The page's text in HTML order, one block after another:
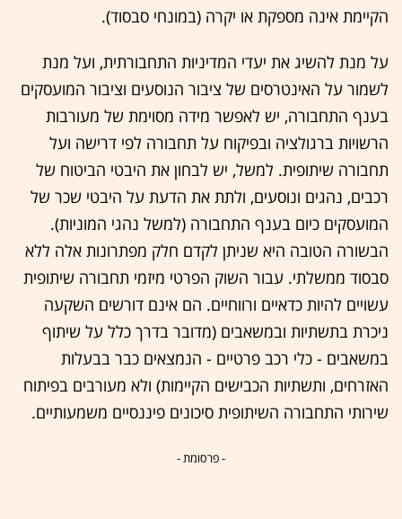
הקיימת אינה מספקת או יקרה (במונחי סבסוד).
על מנת להשיג את יעדי המדיניות התחבורתית, ועל מנת
לשמור על האינטרסים של ציבור הנוסעים וציבור המועסקים
בענף התחבורה, יש לאפשר מידה מסוימת של מעורבות
הרשויות ברגולציה ובפיקוח על תחבורה לפי דרישה ועל
תחבורה שיתופית. למשל, יש לבחון את היבטי הביטוח של
רכבים, נהגים ונוסעים, ולתת את הדעת על היבטי שכר של
המועסקים כיום בענף התחבורה (למשל נהגי המוניות).
הבשורה הטובה היא שניתן לקדם חלק מפתרונות אלה ללא
סבסוד ממשלתי. עבור השוק הפרטי מיזמי תחבורה שיתופית
עשויים להיות כדאיים ורווחיים. הם אינם דורשים השקעה
ניכרת בתשתיות ובמשאבים (מדובר בדרך כלל על שיתוף
במשאבים - כלי רכב פרטיים - הנמצאים כבר בבעלות
האזרחים, ותשתיות הכבישים הקיימות) ולא מעורבים בפיתוח
שירותי התחבורה השיתופית סיכונים פיננסיים משמעותיים.
- פרסומת -